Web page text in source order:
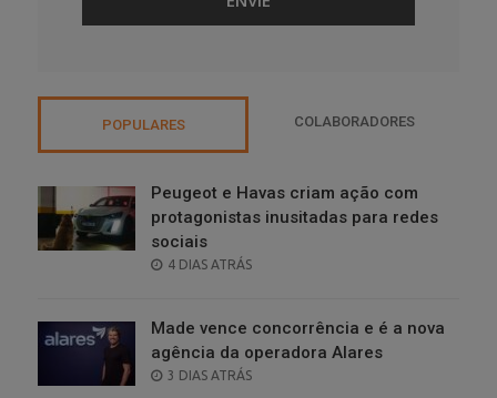
POPULARES COLABORADORES
Peugeot e Havas criam ação com
protagonistas inusitadas para redes
sociais
POSTED
4 DIAS ATRÁS
Made vence concorrência e é a nova
agência da operadora Alares
POSTED
3 DIAS ATRÁS